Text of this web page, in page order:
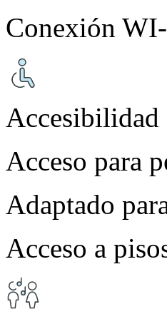
Conexión
Accesibilidad
Acceso para
Adaptado
Acceso a